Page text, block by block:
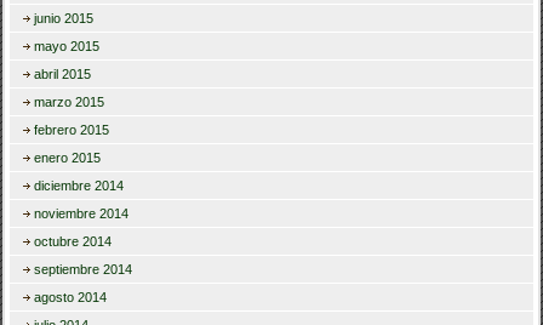
junio 2015
mayo 2015
abril 2015
marzo 2015
febrero 2015
enero 2015
diciembre 2014
noviembre 2014
octubre 2014
septiembre 2014
agosto 2014